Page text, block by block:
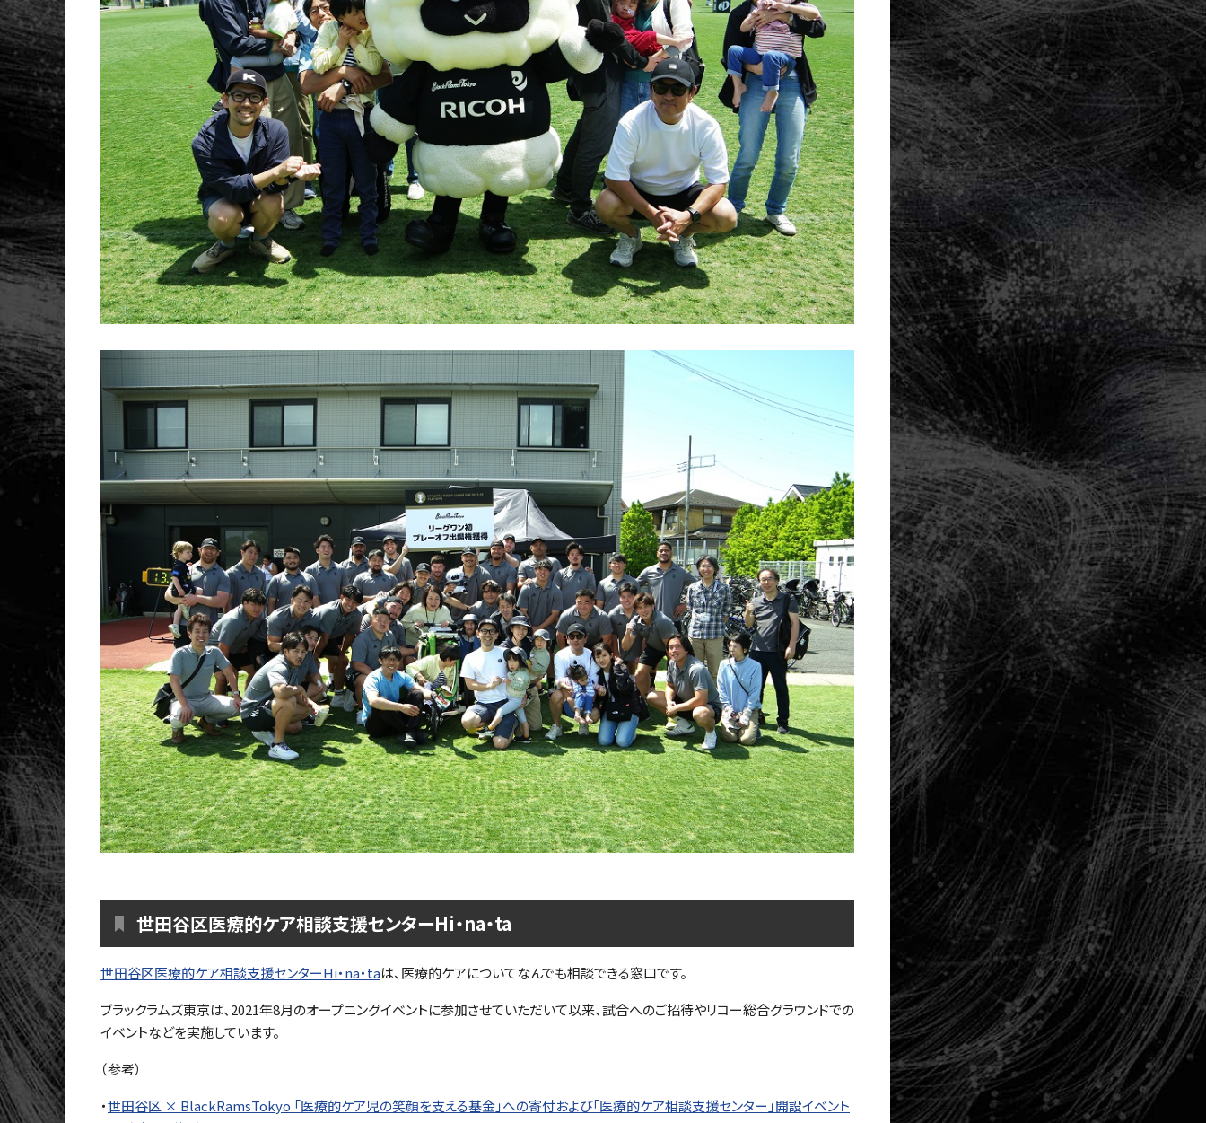
​世田谷区医療的ケア相談支援センターHi・na・ta
​世田谷区医療的ケア相談支援センターHi・na・taは、医療的ケアについてなんでも相談できる窓口です。
ブラックラムズ東京は、2021年8月のオープニングイベントに参加させていただいて以来、試合へのご招待やリコー総合グラウンドでの
イベントなどを実施しています。
（参考）
・世田谷区 × BlackRamsTokyo 「医療的ケア児の笑顔を支える基金」への寄付および「医療的ケア相談支援センター」開設イベント